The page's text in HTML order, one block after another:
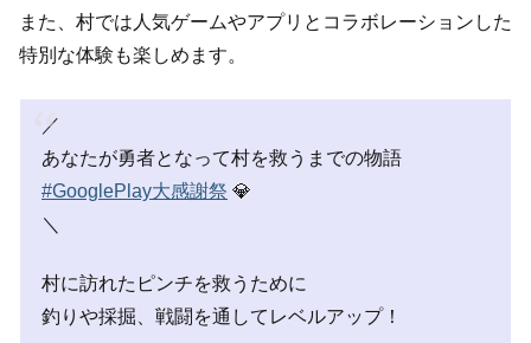
また、村では人気ゲームやアプリとコラボレーションした
特別な体験も楽しめます。
／
あなたが勇者となって村を救うまでの物語
#GooglePlay大感謝祭 💎
＼
村に訪れたピンチを救うために
釣りや採掘、戦闘を通してレベルアップ！